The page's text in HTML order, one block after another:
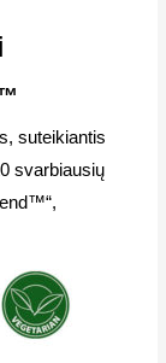
suteikiantis
svarbiausių